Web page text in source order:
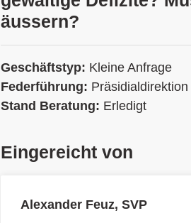
äussern?
Geschäftstyp: Kleine Anfrage
Federführung: Präsidialdirektion
Stand Beratung: Erledigt
Eingereicht von
Alexander Feuz, SVP